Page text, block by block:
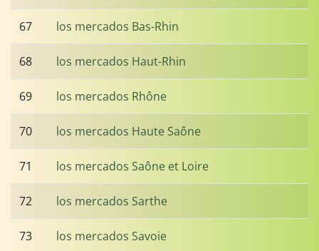
67 los mercados Bas-Rhin
68 los mercados Haut-Rhin
69 los mercados Rhône
70 los mercados Haute Saône
71 los mercados Saône et Loire
72 los mercados Sarthe
73 los mercados Savoie